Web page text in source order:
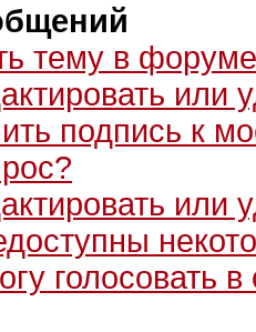
тему в
или
подпись к
или
голосовать в